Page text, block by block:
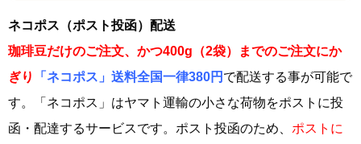
ネコポス（ポスト投函）配送
珈琲豆だけのご注文、かつ400g（2袋）までのご注文にか
ぎり
「ネコポス」送料全国一律380円 で配送する事が可能で
す。「ネコポス」はヤマト運輸の小さな荷物をポストに投
函・配達するサービスです。ポスト投函のため、 ポストに